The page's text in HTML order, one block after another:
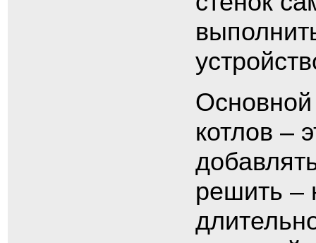
Основной
котлов –
решить –